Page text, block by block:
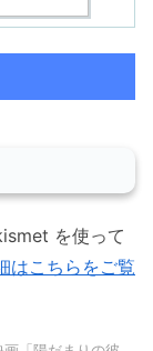
を使って
はこちらをご覧